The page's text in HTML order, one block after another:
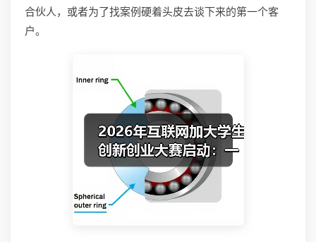
合伙人，或者为了找案例硬着头皮去谈下来的第一个客
户。